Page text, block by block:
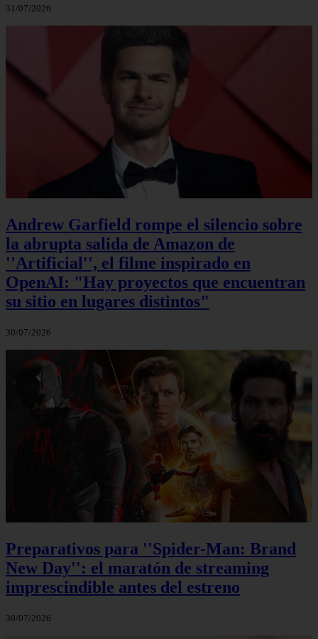
31/07/2026
Andrew Garfield rompe el silencio sobre
la abrupta salida de Amazon de
''Artificial'', el filme inspirado en
OpenAI: "Hay proyectos que encuentran
su sitio en lugares distintos"
30/07/2026
Preparativos para ''Spider-Man: Brand
New Day'': el maratón de streaming
imprescindible antes del estreno
30/07/2026